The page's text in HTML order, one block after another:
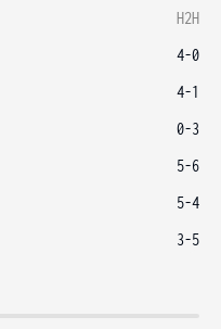
H2H
4-0
4-1
0-3
5-6
5-4
3-5